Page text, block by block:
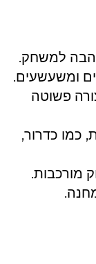
למשחק.
ומשעשעים.
פשוטה
כמו כדרור,
מורכבות.